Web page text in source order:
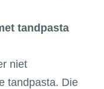
tandpasta
niet
tandpasta. Die